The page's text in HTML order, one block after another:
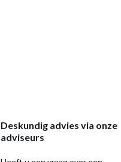
Deskundig advies via onze
adviseurs